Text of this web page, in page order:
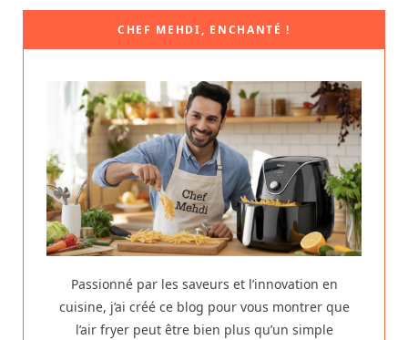
CHEF MEHDI, ENCHANTÉ !
Passionné par les saveurs et l’innovation en
cuisine, j’ai créé ce blog pour vous montrer que
l’air fryer peut être bien plus qu’un simple